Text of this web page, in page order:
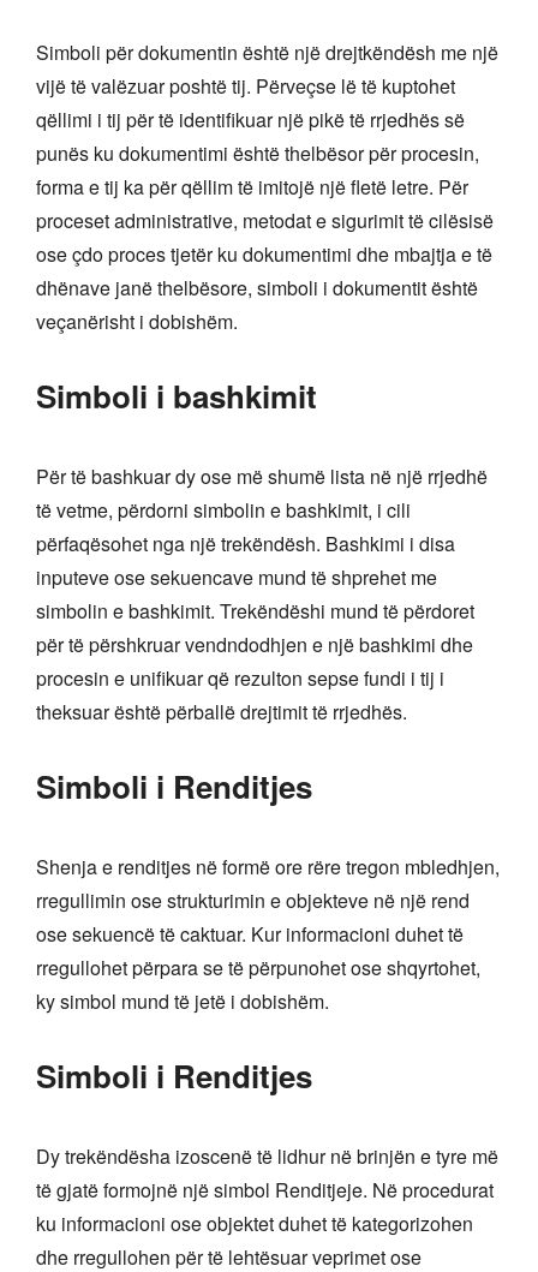
Simboli për dokumentin është një drejtkëndësh me një
vijë të valëzuar poshtë tij. Përveçse lë të kuptohet
qëllimi i tij për të identifikuar një pikë të rrjedhës së
punës ku dokumentimi është thelbësor për procesin,
forma e tij ka për qëllim të imitojë një fletë letre. Për
proceset administrative, metodat e sigurimit të cilësisë
ose çdo proces tjetër ku dokumentimi dhe mbajtja e të
dhënave janë thelbësore, simboli i dokumentit është
veçanërisht i dobishëm.
Simboli i bashkimit
Për të bashkuar dy ose më shumë lista në një rrjedhë
të vetme, përdorni simbolin e bashkimit, i cili
përfaqësohet nga një trekëndësh. Bashkimi i disa
inputeve ose sekuencave mund të shprehet me
simbolin e bashkimit. Trekëndëshi mund të përdoret
për të përshkruar vendndodhjen e një bashkimi dhe
procesin e unifikuar që rezulton sepse fundi i tij i
theksuar është përballë drejtimit të rrjedhës.
Simboli i Renditjes
Shenja e renditjes në formë ore rëre tregon mbledhjen,
rregullimin ose strukturimin e objekteve në një rend
ose sekuencë të caktuar. Kur informacioni duhet të
rregullohet përpara se të përpunohet ose shqyrtohet,
ky simbol mund të jetë i dobishëm.
Simboli i Renditjes
Dy trekëndësha izoscenë të lidhur në brinjën e tyre më
të gjatë formojnë një simbol Renditjeje. Në procedurat
ku informacioni ose objektet duhet të kategorizohen
dhe rregullohen për të lehtësuar veprimet ose